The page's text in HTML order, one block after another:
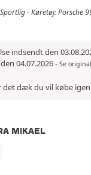
- Køretøj: Porsche
indsendt den
04.07.2026- Se
det dæk du vil købe igen
MIKAEL